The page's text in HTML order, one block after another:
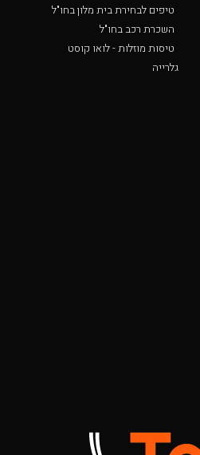
טיפים לבחירת בית מלון בחו"ל
השכרת רכב בחו"ל
טיסות מוזלות - לואו קוסט
גלרייה